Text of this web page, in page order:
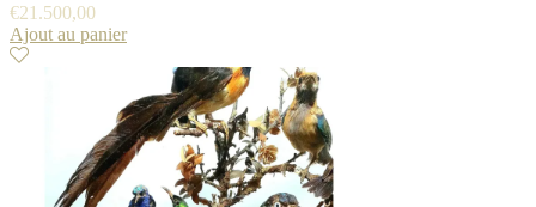
€21.500,00
Ajout au panier